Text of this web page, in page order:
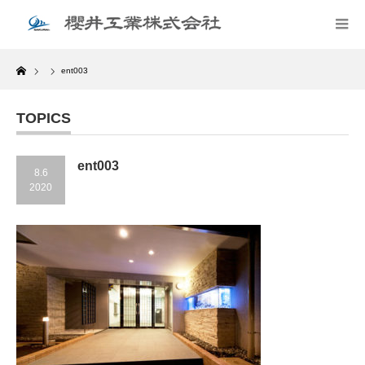
Home
ent003
TOPICS
8.6
2020
ent003